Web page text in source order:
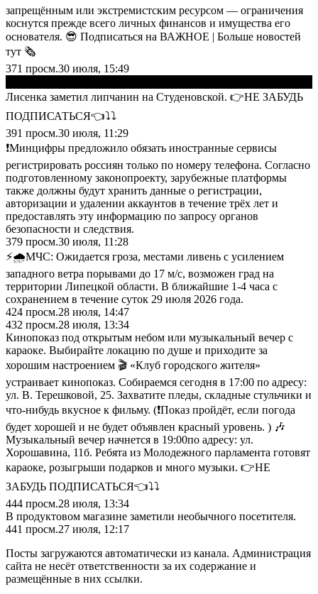
запрещённым или экстремистским ресурсом — ограничения
коснутся прежде всего личных финансов и имущества его
основателя. 😎 Подписаться на ВАЖНОЕ | Больше новостей
тут 🗞
371 просм.30 июля, 15:49
Лисенка заметил липчанин на Студеновской. 👉НЕ ЗАБУДЬ
ПОДПИСАТЬСЯ👈⤵️⤵️
391 просм.30 июля, 11:29
❗️Минцифры предложило обязать иностранные сервисы
регистрировать россиян только по номеру телефона. Согласно
подготовленному законопроекту, зарубежные платформы
также должны будут хранить данные о регистрации,
авторизации и удалении аккаунтов в течение трёх лет и
предоставлять эту информацию по запросу органов
безопасности и следствия.
379 просм.30 июля, 11:28
⚡🌧МЧС: Ожидается гроза, местами ливень с усилением
западного ветра порывами до 17 м/с, возможен град на
территории Липецкой области. В ближайшие 1-4 часа с
сохранением в течение суток 29 июля 2026 года.
424 просм.28 июля, 14:47
432 просм.28 июля, 13:34
Кинопоказ под открытым небом или музыкальный вечер с
караоке. Выбирайте локацию по душе и приходите за
хорошим настроением 🎬 «Клуб городского жителя»
устраивает кинопоказ. Собираемся сегодня в 17:00 по адресу:
ул. В. Терешковой, 25. Захватите пледы, складные стульчики и
что-нибудь вкусное к фильму. (❗Показ пройдёт, если погода
будет хорошей и не будет объявлен красный уровень. ) 🎶
Музыкальный вечер начнется в 19:00по адресу: ул.
Хорошавина, 11б. Ребята из Молодежного парламента готовят
караоке, розыгрыши подарков и много музыки. 👉НЕ
ЗАБУДЬ ПОДПИСАТЬСЯ👈⤵️⤵️
444 просм.28 июля, 13:34
В продуктовом магазине заметили необычного посетителя.
441 просм.27 июля, 12:17
Посты загружаются автоматически из канала. Администрация
сайта не несёт ответственности за их содержание и
размещённые в них ссылки.